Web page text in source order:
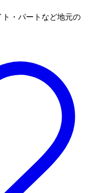
・パートなど地元の